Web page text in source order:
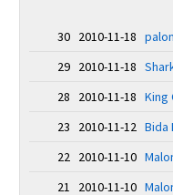
30 2010-11-18
29 2010-11-18
28 2010-11-18 King
23 2010-11-12 Bida
22 2010-11-10
21 2010-11-10